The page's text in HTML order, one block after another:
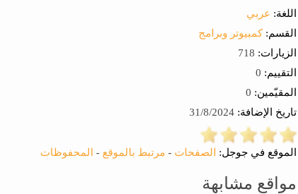
اللغة: عربي
القسم: كمبيوتر وبرامج
الزيارات:
التقييم:
المقيّمين:
تاريخ الإضافة:
الموقع في جوجل: الصفحات - مرتبط بالموقع - المحفوظات
مواقع مشابهة